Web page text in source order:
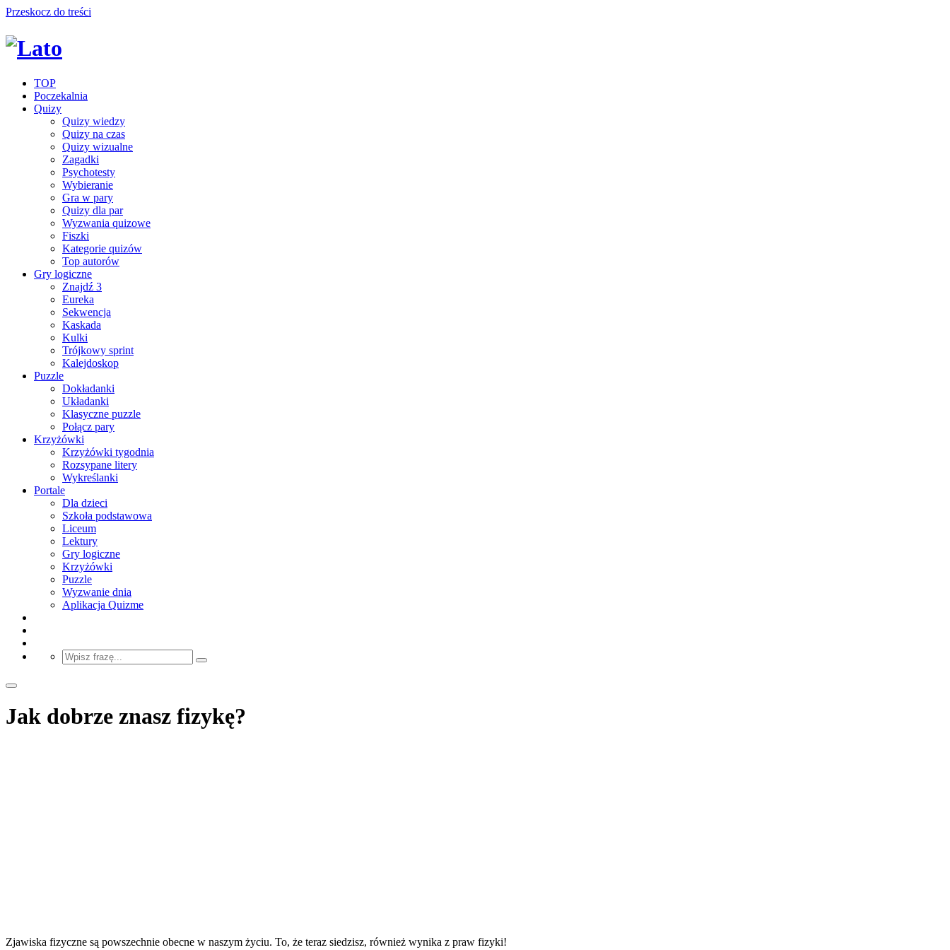
Przeskocz do treści
TOP
Poczekalnia
Quizy
Quizy wiedzy
Quizy na czas
Quizy wizualne
Zagadki
Psychotesty
Wybieranie
Gra w pary
Quizy dla par
Wyzwania quizowe
Fiszki
Kategorie quizów
Top autorów
Gry logiczne
Znajdź 3
Eureka
Sekwencja
Kaskada
Kulki
Trójkowy sprint
Kalejdoskop
Puzzle
Dokładanki
Układanki
Klasyczne puzzle
Połącz pary
Krzyżówki
Krzyżówki tygodnia
Rozsypane litery
Wykreślanki
Portale
Dla dzieci
Szkoła podstawowa
Liceum
Lektury
Gry logiczne
Krzyżówki
Puzzle
Wyzwanie dnia
Aplikacja Quizme
Jak dobrze znasz fizykę?
Zjawiska fizyczne są powszechnie obecne w naszym życiu. To, że teraz siedzisz, również wynika z praw fizyki!